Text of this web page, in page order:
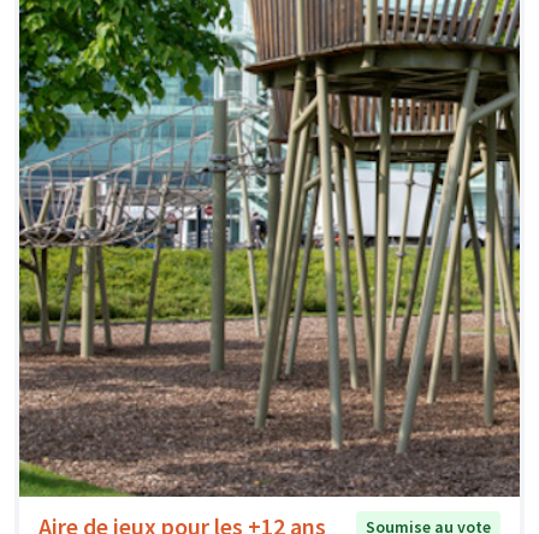
Aire de jeux pour les +12 ans
Soumise au vote